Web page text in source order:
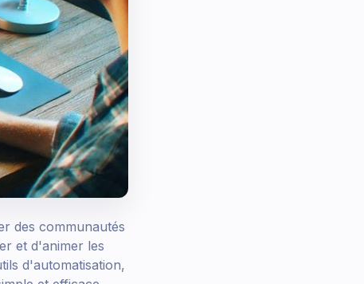
des communautés
et d'animer les
d'automatisation,